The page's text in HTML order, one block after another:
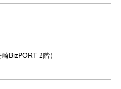
BizPORT 2階）